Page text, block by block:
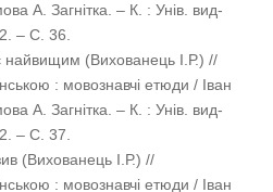
А. Загнітка. – К. : Унів. вид-
– С. 36.
найвищим (Вихованець І.Р.) //
: мовознавчі етюди / Іван
А. Загнітка. – К. : Унів. вид-
– С. 37.
(Вихованець І.Р.) //
: мовознавчі етюди / Іван